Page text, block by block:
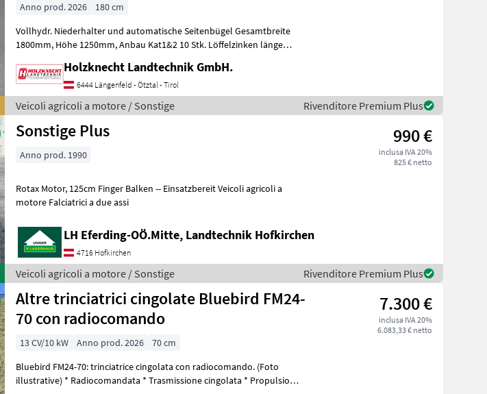
Anno prod. 2026
180 cm
Vollhydr. Niederhalter und automatische Seitenbügel Gesamtbreite
1800mm, Höhe 1250mm, Anbau Kat1&2 10 Stk. Löffelzinken länge
Holzknecht Landtechnik GmbH.
6444 Längenfeld - Ötztal - Tirol
Veicoli agricoli a motore / Sonstige Rivenditore Premium Plus
Sonstige Plus 990 €
inclusa IVA 20%
825 € netto
Anno prod. 1990
Rotax Motor, 125cm Finger Balken -- Einsatzbereit Veicoli agricoli a
motore Falciatrici a due assi
LH Eferding-OÖ.Mitte, Landtechnik Hofkirchen
4716 Hofkirchen
Veicoli agricoli a motore / Sonstige Rivenditore Premium Plus
Altre trinciatrici cingolate Bluebird FM24-
70 con radiocomando
7.300 €
inclusa IVA 20%
6.083,33 € netto
13 CV/10 kW Anno prod. 2026
70 cm
Bluebird FM24-70: trinciatrice cingolata con radiocomando. (Foto
illustrative) * Radiocomandata * Trasmissione cingolata * Propulsione